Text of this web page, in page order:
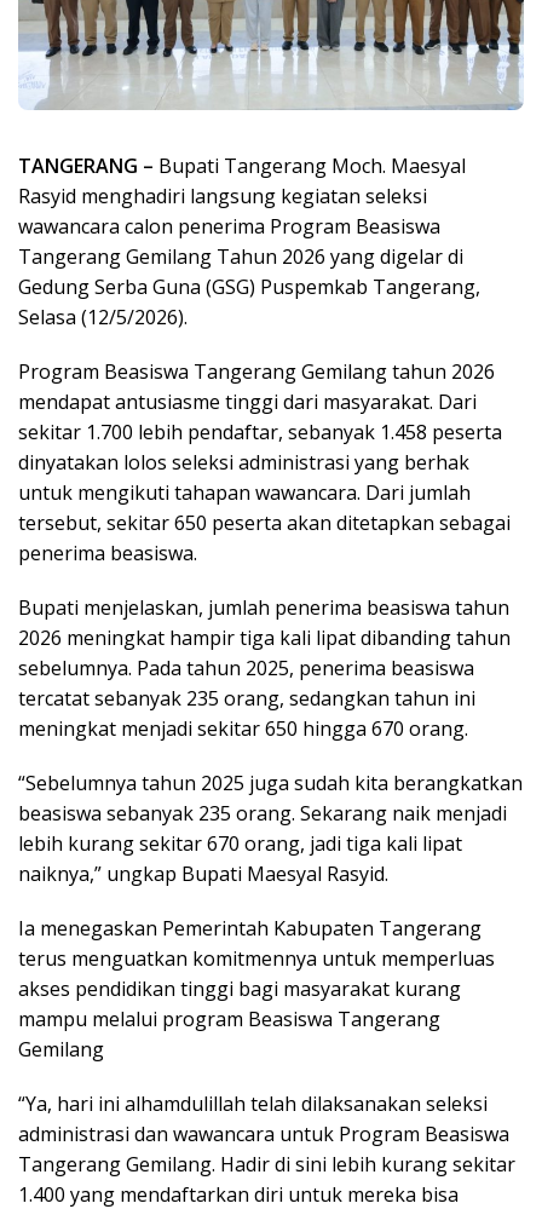
TANGERANG – Bupati Tangerang Moch. Maesyal
Rasyid menghadiri langsung kegiatan seleksi
wawancara calon penerima Program Beasiswa
Tangerang Gemilang Tahun 2026 yang digelar di
Gedung Serba Guna (GSG) Puspemkab Tangerang,
Selasa (12/5/2026).
Program Beasiswa Tangerang Gemilang tahun 2026
mendapat antusiasme tinggi dari masyarakat. Dari
sekitar 1.700 lebih pendaftar, sebanyak 1.458 peserta
dinyatakan lolos seleksi administrasi yang berhak
untuk mengikuti tahapan wawancara. Dari jumlah
tersebut, sekitar 650 peserta akan ditetapkan sebagai
penerima beasiswa.
Bupati menjelaskan, jumlah penerima beasiswa tahun
2026 meningkat hampir tiga kali lipat dibanding tahun
sebelumnya. Pada tahun 2025, penerima beasiswa
tercatat sebanyak 235 orang, sedangkan tahun ini
meningkat menjadi sekitar 650 hingga 670 orang.
“Sebelumnya tahun 2025 juga sudah kita berangkatkan
beasiswa sebanyak 235 orang. Sekarang naik menjadi
lebih kurang sekitar 670 orang, jadi tiga kali lipat
naiknya,” ungkap Bupati Maesyal Rasyid.
Ia menegaskan Pemerintah Kabupaten Tangerang
terus menguatkan komitmennya untuk memperluas
akses pendidikan tinggi bagi masyarakat kurang
mampu melalui program Beasiswa Tangerang
Gemilang
“Ya, hari ini alhamdulillah telah dilaksanakan seleksi
administrasi dan wawancara untuk Program Beasiswa
Tangerang Gemilang. Hadir di sini lebih kurang sekitar
1.400 yang mendaftarkan diri untuk mereka bisa